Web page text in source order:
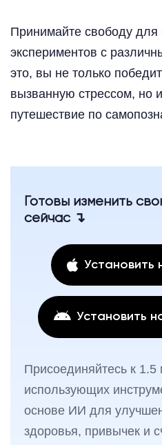
Принимайте свободу для
экспериментов с
это, вы не только
вызванную стрессом, но
путешествие по
Готовы изменить
сейчас ↴
Установить
Установить
Присоединяйтесь к
использующих
основе ИИ для
здоровья, привычек и